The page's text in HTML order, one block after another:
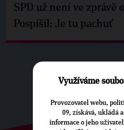
SPD už není ve zprávě
Pospíšil: Je tu pachuť
Využíváme
Provozovatel webu,
09, získává, ukládá
informace o jeho